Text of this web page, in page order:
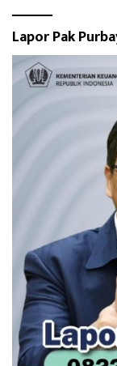
Lapor Pak